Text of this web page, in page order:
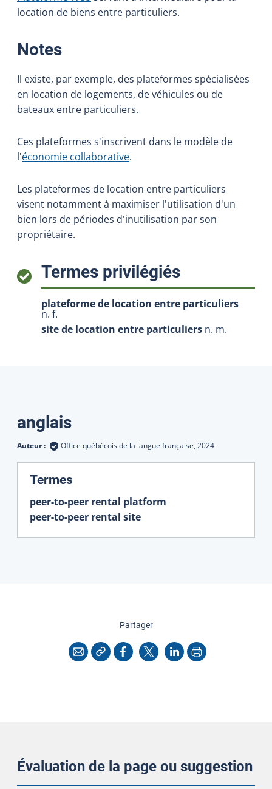
location de biens entre particuliers.
Notes:
Il existe, par exemple, des plateformes spécialisées
en location de logements, de véhicules ou de
bateaux entre particuliers.
Ces plateformes s'inscrivent dans le modèle de
l'économie collaborative.
Les plateformes de location entre particuliers
visent notamment à maximiser l'utilisation d'un
bien lors de périodes d'inutilisation par son
propriétaire.
Termes privilégiés:
plateforme de location entre particuliers
n. f.
site de location entre particuliers n. m.
Traductions
anglais
Auteur : Office québécois de la langue française, 2024
Termes
peer-to-peer rental platform
peer-to-peer rental site
Partagercette page
CourrielCopier l'adresse
Facebook
X LinkedInImprimer
Évaluation de la page ou suggestion